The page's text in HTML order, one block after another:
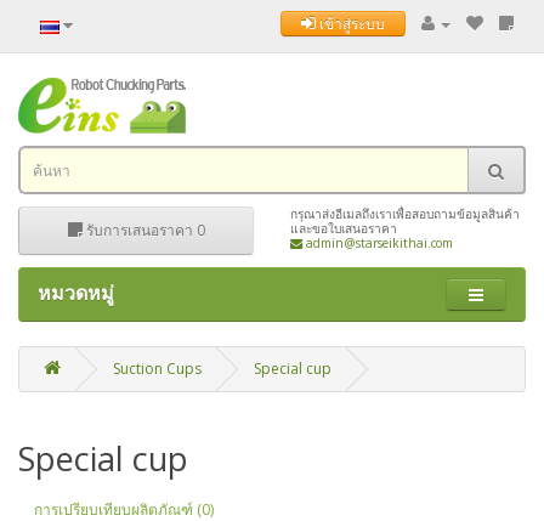
เข้าสู่ระบบ
รับการเสนอราคา 0
กรุณาส่งอีเมลถึงเราเพื่อสอบถามข้อมูลสินค้า
และขอใบเสนอราคา
admin@starseikithai.com
หมวดหมู่
Suction Cups Special cup
Special cup
การเปรียบเทียบผลิตภัณฑ์ (0)